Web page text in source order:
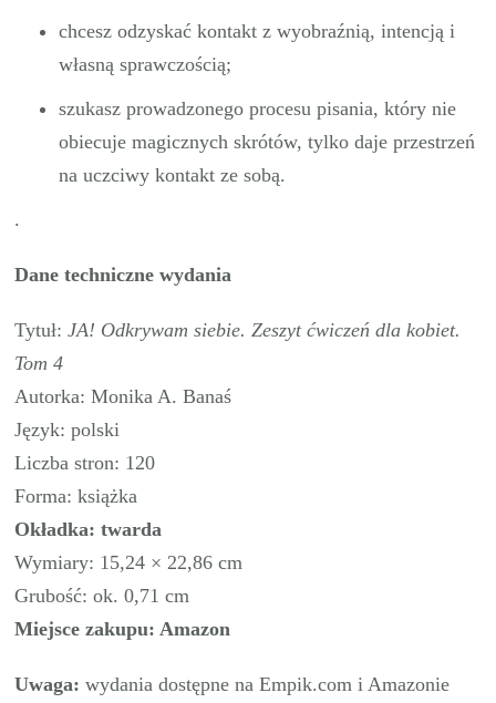
chcesz odzyskać kontakt z wyobraźnią, intencją i
własną sprawczością;
szukasz prowadzonego procesu pisania, który nie
obiecuje magicznych skrótów, tylko daje przestrzeń
na uczciwy kontakt ze sobą.
.
Dane techniczne wydania
Tytuł:JA! Odkrywam siebie. Zeszyt ćwiczeń dla kobiet.
Tom 4
Autorka: Monika A. Banaś
Język: polski
Liczba stron: 120
Forma: książka
Okładka: twarda
Wymiary: 15,24 × 22,86 cm
Grubość: ok. 0,71 cm
Miejsce zakupu: Amazon
Uwaga: wydania dostępne na Empik.com i Amazonie